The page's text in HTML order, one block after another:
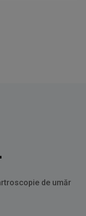
de umăr